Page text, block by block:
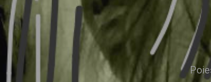
Skip
to
content
Search